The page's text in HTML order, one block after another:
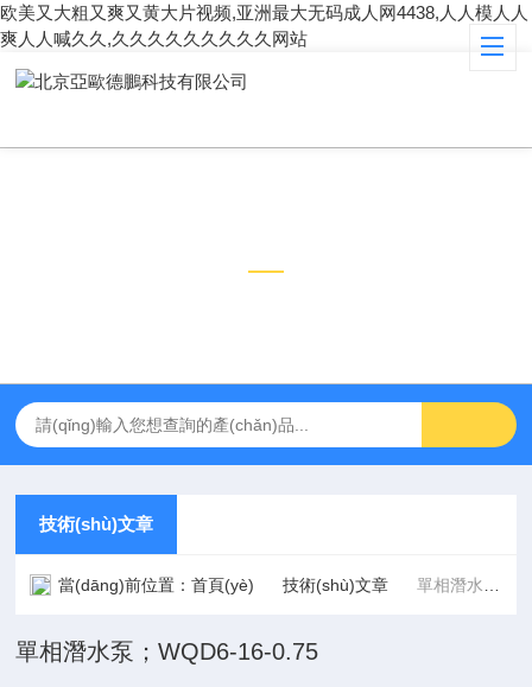
欧美又大粗又爽又黄大片视频,亚洲最大无码成人网4438,人人模人人
爽人人喊久久,久久久久久久久久久网站
技術(shù)文章
當(dāng)前位置：首頁(yè) 技術(shù)文章 單相潛水泵；WQD6-16-0.75
單相潛水泵；WQD6-16-0.75